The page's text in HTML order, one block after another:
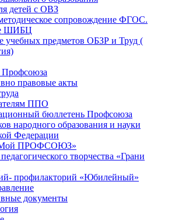
детей с ОВЗ
сопровождение ФГОС.
ШИБЦ
учебных предметов ОБЗР и Труд (
Профсоюза
правовые акты
ППО
бюллетень Профсоюза
народного образования и науки
Федерации
ПРОФСОЮЗ»
творчества «Грани
профилакторий «Юбилейный»
документы